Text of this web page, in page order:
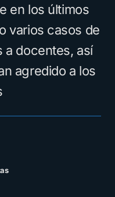
en los últimos
varios casos de
a docentes, así
agredido a los